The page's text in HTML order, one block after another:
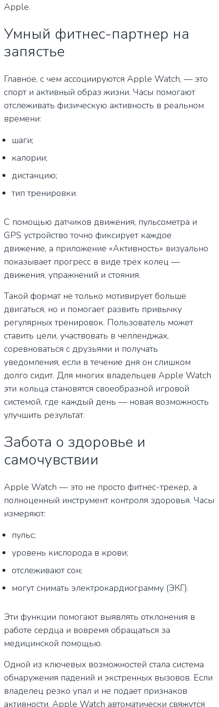
Apple.
Умный фитнес-партнер на
запястье
Главное, с чем ассоциируются Apple Watch, — это
спорт и активный образ жизни. Часы помогают
отслеживать физическую активность в реальном
времени:
шаги;
калории;
дистанцию;
тип тренировки.
С помощью датчиков движения, пульсометра и
GPS устройство точно фиксирует каждое
движение, а приложение «Активность» визуально
показывает прогресс в виде трёх колец —
движения, упражнений и стояния.
Такой формат не только мотивирует больше
двигаться, но и помогает развить привычку
регулярных тренировок. Пользователь может
ставить цели, участвовать в челленджах,
соревноваться с друзьями и получать
уведомления, если в течение дня он слишком
долго сидит. Для многих владельцев Apple Watch
эти кольца становятся своеобразной игровой
системой, где каждый день — новая возможность
улучшить результат.
Забота о здоровье и
самочувствии
Apple Watch — это не просто фитнес-трекер, а
полноценный инструмент контроля здоровья. Часы
измеряют:
пульс;
уровень кислорода в крови;
отслеживают сон;
могут снимать электрокардиограмму (ЭКГ).
Эти функции помогают выявлять отклонения в
работе сердца и вовремя обращаться за
медицинской помощью.
Одной из ключевых возможностей стала система
обнаружения падений и экстренных вызовов. Если
владелец резко упал и не подает признаков
активности, Apple Watch автоматически свяжутся